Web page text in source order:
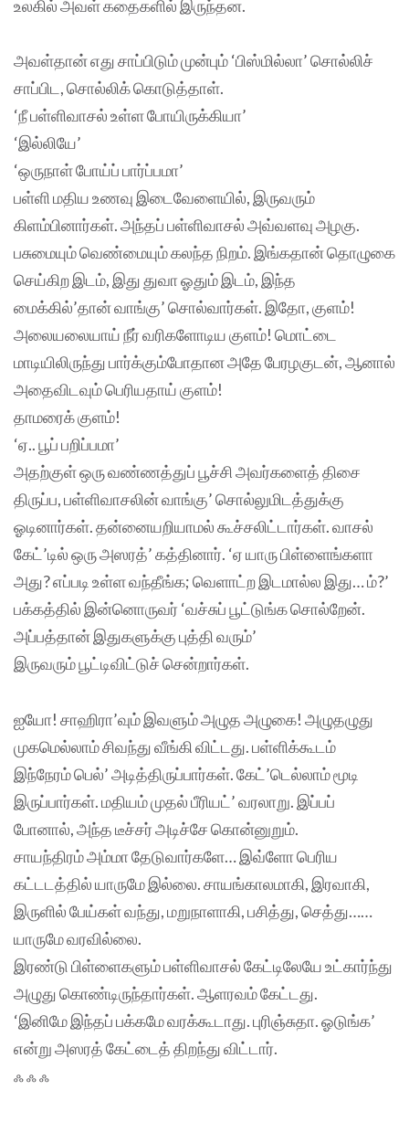
உலகில் அவள் கதைகளில் இருந்தன.
அவள்தான் எது சாப்பிடும் முன்பும் ‘பிஸ்மில்லா’ சொல்லிச்
சாப்பிட, சொல்லிக் கொடுத்தாள்.
‘நீ பள்ளிவாசல் உள்ள போயிருக்கியா’
‘இல்லியே’
‘ஒருநாள் போய்ப் பார்ப்பமா’
பள்ளி மதிய உணவு இடைவேளையில், இருவரும்
கிளம்பினார்கள். அந்தப் பள்ளிவாசல் அவ்வளவு அழகு.
பசுமையும் வெண்மையும் கலந்த நிறம். இங்கதான் தொழுகை
செய்கிற இடம், இது துவா ஓதும் இடம், இந்த
மைக்கில்’தான் வாங்கு’ சொல்வார்கள். இதோ, குளம்!
அலையலையாய் நீர் வரிகளோடிய குளம்! மொட்டை
மாடியிலிருந்து பார்க்கும்போதான அதே பேரழகுடன், ஆனால்
அதைவிடவும் பெரியதாய் குளம்!
தாமரைக் குளம்!
‘ஏ.. பூப் பறிப்பமா’
அதற்குள் ஒரு வண்ணத்துப் பூச்சி அவர்களைத் திசை
திருப்ப, பள்ளிவாசலின் வாங்கு’ சொல்லுமிடத்துக்கு
ஓடினார்கள். தன்னையறியாமல் கூச்சலிட்டார்கள். வாசல்
கேட்’டில் ஒரு அஸரத்’ கத்தினார். ‘ஏ யாரு பிள்ளைங்களா
அது? எப்படி உள்ள வந்தீங்க; வெளாட்ற இடமால்ல இது… ம்?’
பக்கத்தில் இன்னொருவர் ‘வச்சுப் பூட்டுங்க சொல்றேன்.
அப்பத்தான் இதுகளுக்கு புத்தி வரும்’
இருவரும் பூட்டிவிட்டுச் சென்றார்கள்.
ஐயோ! சாஹிரா’வும் இவளும் அழுத அழுகை! அழுதழுது
முகமெல்லாம் சிவந்து வீங்கி விட்டது. பள்ளிக்கூடம்
இந்நேரம் பெல்’ அடித்திருப்பார்கள். கேட்’டெல்லாம் மூடி
இருப்பார்கள். மதியம் முதல் பீரியட்’ வரலாறு. இப்பப்
போனால், அந்த டீச்சர் அடிச்சே கொன்னுறும்.
சாயந்திரம் அம்மா தேடுவார்களே… இவ்ளோ பெரிய
கட்டடத்தில் யாருமே இல்லை. சாயங்காலமாகி, இரவாகி,
இருளில் பேய்கள் வந்து, மறுநாளாகி, பசித்து, செத்து……
யாருமே வரவில்லை.
இரண்டு பிள்ளைகளும் பள்ளிவாசல் கேட்டிலேயே உட்கார்ந்து
அழுது கொண்டிருந்தார்கள். ஆளரவம் கேட்டது.
‘இனிமே இந்தப் பக்கமே வரக்கூடாது. புரிஞ்சுதா. ஓடுங்க’
என்று அஸரத் கேட்டைத் திறந்து விட்டார்.
ஃ ஃ ஃ